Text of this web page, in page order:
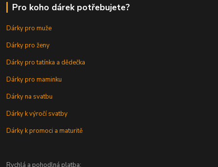
Pro koho dárek potřebujete?
Dárky pro muže
Dárky pro ženy
Dárky pro tatínka a dědečka
Dárky pro maminku
Dárky na svatbu
Dárky k výročí svatby
Dárky k promoci a maturitě
Rychlá a pohodlná platba: